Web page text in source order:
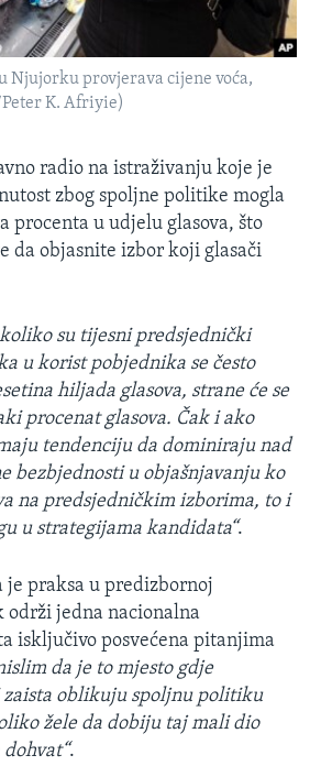
Njujorku provjerava cijene voća,
K. Afriyie)
radio na istraživanju koje je
zbog spoljne politike mogla
procenta u udjelu glasova, što
da objasnite izbor koji glasači
su tijesni predsjednički
u korist pobjednika se često
hiljada glasova, strane će se
procenat glasova. Čak i ako
tendenciju da dominiraju nad
bezbjednosti u objašnjavanju ko
na predsjedničkim izborima, to i
u strategijama kandidata“.
je praksa u predizbornoj
održi jedna nacionalna
isključivo posvećena pitanjima
da je to mjesto gdje
oblikuju spoljnu politiku
žele da dobiju taj mali dio
.